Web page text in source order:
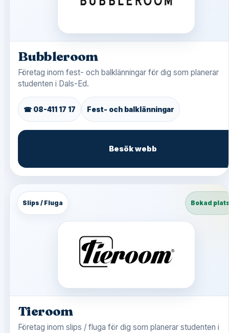
Bubbleroom
Företag inom fest- och balklänningar för dig som planerar
studenten i Dals-Ed.
☎ 08-411 17 17 Fest- och balklänningar
Besök webb
Slips / Fluga Bokad
Tieroom
Företag inom slips / fluga för dig som planerar studenten i